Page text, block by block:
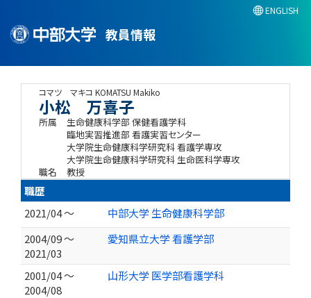
教員情報
ENGLISH
コマツ マキコ KOMATSU Makiko
小松 万喜子
所属
生命健康科学部 保健看護学科
臨地実習推進部 看護実習センター
大学院生命健康科学研究科 看護学専攻
大学院生命健康科学研究科 生命医科学専攻
職名
教授
職歴
2021/04 ～
中部大学 生命健康科学部
2004/09 ～
2021/03
愛知県立大学 看護学部
2001/04 ～
2004/08
山形大学 医学部看護学科